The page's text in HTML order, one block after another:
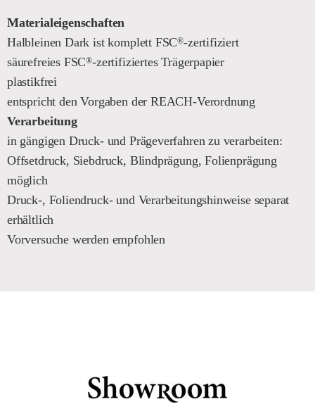
Materialeigenschaften
Halbleinen Dark ist komplett FSC®-zertifiziert
säurefreies FSC®-zertifiziertes Trägerpapier
plastikfrei
entspricht den Vorgaben der REACH-Verordnung
Verarbeitung
in gängigen Druck- und Prägeverfahren zu verarbeiten:
Offsetdruck, Siebdruck, Blindprägung, Folienprägung
möglich
Druck-, Foliendruck- und Verarbeitungshinweise separat
erhältlich
Vorversuche werden empfohlen